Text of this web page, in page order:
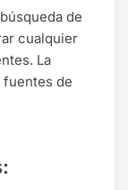
de
cualquier
La
fuentes de